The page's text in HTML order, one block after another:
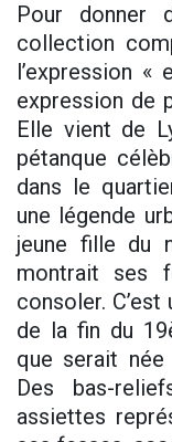
Pour donner
collection
l’expression «
expression de
Elle vient de
pétanque
dans le
une légende
jeune fille du
montrait ses
consoler.
de la fin du
que serait née
Des bas-
assiettes